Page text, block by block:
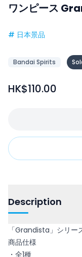
ワンピース
# 日本景品
Bandai Spirits
HK$110.00
Description
「Grandista」シリー
商品仕様
・全1種